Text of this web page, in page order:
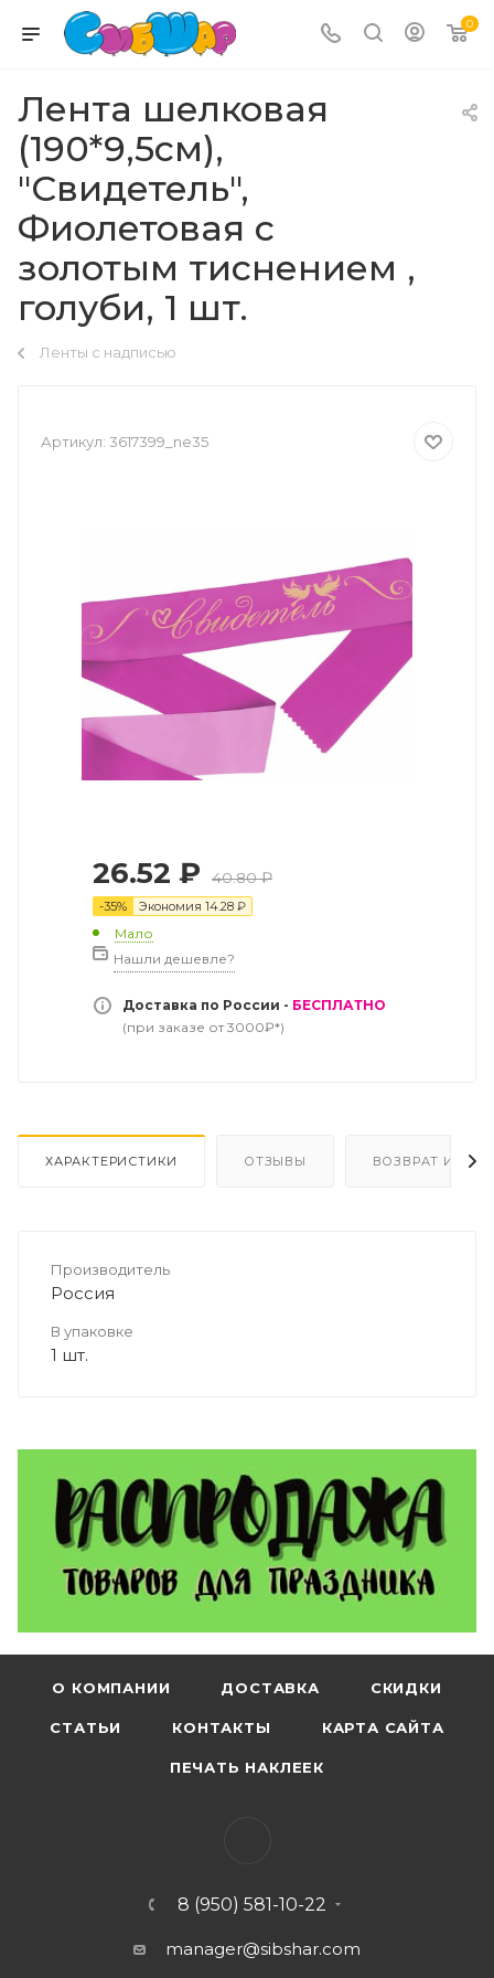
0
Лента шелковая
(190*9,5см),
"Свидетель",
Фиолетовая с
золотым тиснением ,
голуби, 1 шт.
Ленты с надписью
Артикул: 3617399_ne35
26.52 ₽ 40.80₽
-35% Экономия 14.28 ₽
Мало
Нашли дешевле?
Доставка по России - БЕСПЛАТНО
(при заказе от 3000₽*)
ХАРАКТЕРИСТИКИ ОТЗЫВЫ ВОЗВРАТ И
Производитель
Россия
В упаковке
1 шт.
О КОМПАНИИ ДОСТАВКА СКИДКИ
СТАТЬИ КОНТАКТЫ КАРТА САЙТА
ПЕЧАТЬ НАКЛЕЕК
8 (950) 581-10-22
manager@sibshar.com